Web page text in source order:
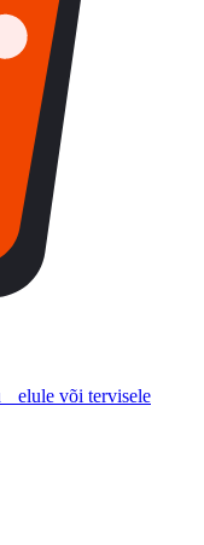
elule või tervisele